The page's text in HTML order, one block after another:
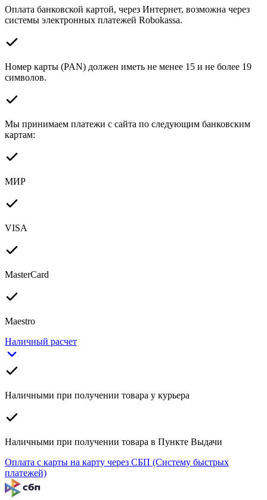
Оплата банковской картой, через Интернет, возможна через
системы электронных платежей Robokassa.
Номер карты (PAN) должен иметь не менее 15 и не более 19
символов.
Мы принимаем платежи с сайта по следующим банковским
картам:
МИР
VISA
MasterCard
Maestro
Наличный расчет
Наличными при получении товара у курьера
Наличными при получении товара в Пункте Выдачи
Оплата с карты на карту через СБП (Систему быстрых
платежей)